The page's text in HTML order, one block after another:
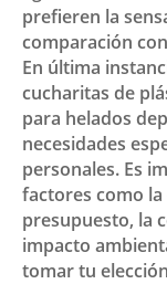
prefieren la
comparación
En última
cucharitas de
para helados
necesidades
personales. Es
factores como
presupuesto, la
impacto
tomar tu